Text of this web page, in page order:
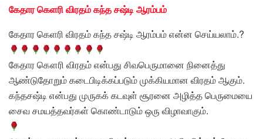
கேதார கெளரி விரதம் கந்த சஷ்டி ஆரம்பம்
கேதார கெளரி விரதம் கந்த சஷ்டி ஆரம்பம் என்ன செய்யலாம்.?
கேதார கௌரி விரதம் என்பது சிவபெருமானை நினைத்து
ஆண்டுதோறும் கடைபிடிக்கப்படும் முக்கியமான விரதம் ஆகும்.
கந்தசஷ்டி என்பது முருகக் கடவுள் சூரனை அழித்த பெருமையை
சைவ சமயத்தவர்கள் கொண்டாடும் ஒரு விழாவாகும்.